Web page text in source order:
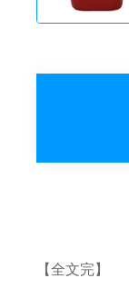
【全文完】